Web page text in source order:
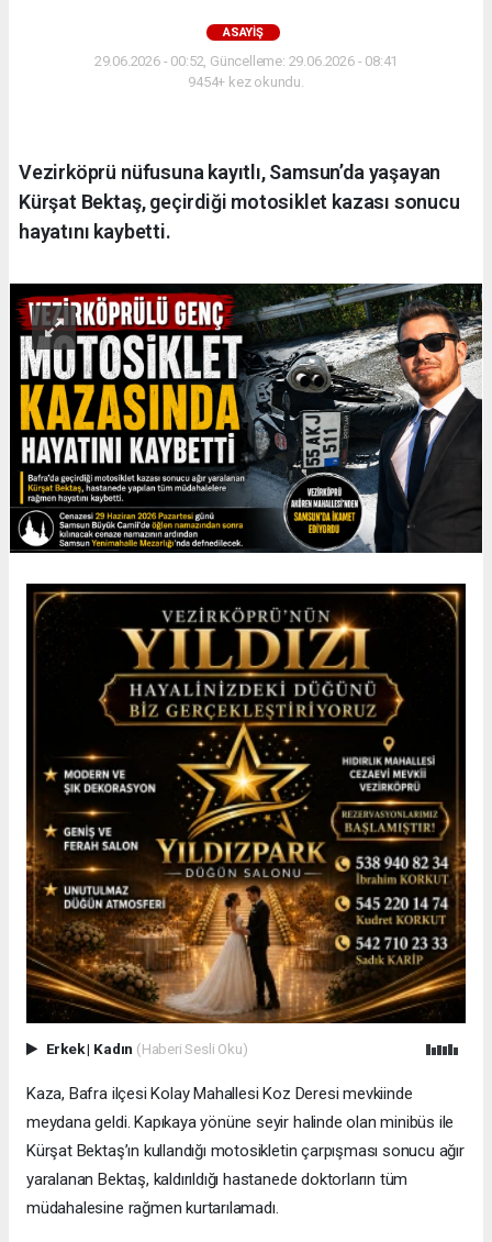
ASAYIŞ
29.06.2026 - 00:52, Güncelleme: 29.06.2026 - 08:41
9454+ kez okundu.
Vezirköprü nüfusuna kayıtlı, Samsun’da yaşayan
Kürşat Bektaş, geçirdiği motosiklet kazası sonucu
hayatını kaybetti.
Erkek| Kadın (Haberi Sesli Oku)
Kaza, Bafra ilçesi Kolay Mahallesi Koz Deresi mevkiinde
meydana geldi. Kapıkaya yönüne seyir halinde olan minibüs ile
Kürşat Bektaş’ın kullandığı motosikletin çarpışması sonucu ağır
yaralanan Bektaş, kaldırıldığı hastanede doktorların tüm
müdahalesine rağmen kurtarılamadı.